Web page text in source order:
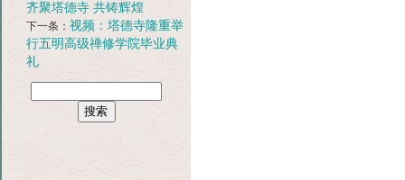
齐聚塔德寺 共铸辉煌
下一条：视频：塔德寺隆重举
行五明高级禅修学院毕业典
礼